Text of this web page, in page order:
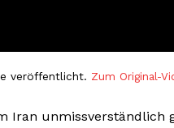
veröffentlicht. Zum Original-
Iran unmissverständlich